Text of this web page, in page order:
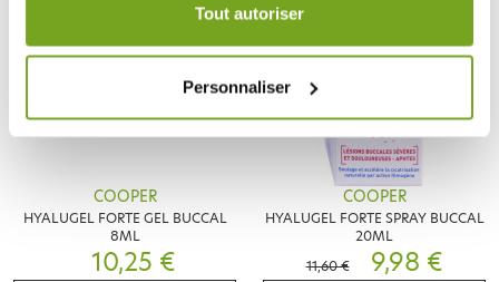
Tout autoriser
Personnaliser
COOPER
HYALUGEL FORTE GEL BUCCAL
8ML
10,25 €
COOPER
HYALUGEL FORTE SPRAY BUCCAL
20ML
11,60 €
9,98 €